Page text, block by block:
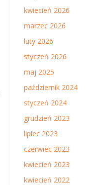
kwiecień 2026
marzec 2026
luty 2026
styczeń 2026
maj 2025
październik 2024
styczeń 2024
grudzień 2023
lipiec 2023
czerwiec 2023
kwiecień 2023
kwiecień 2022